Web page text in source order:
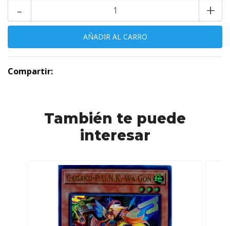
+
-
Compartir:
También te puede
interesar